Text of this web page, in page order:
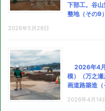
下部工。谷
整地（その9
2026年5月29日
2026年4
模）（万之
画道路築造
2026年4月14